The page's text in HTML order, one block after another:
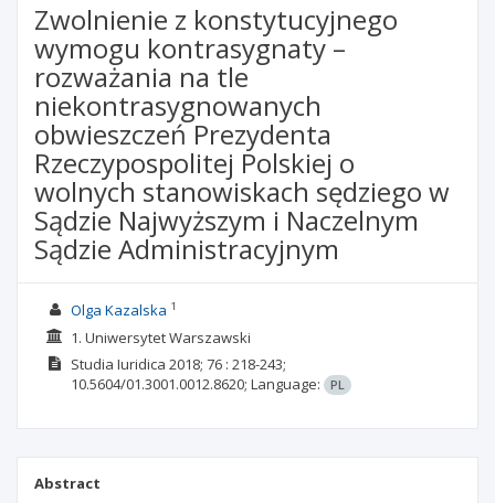
Zwolnienie z konstytucyjnego
wymogu kontrasygnaty –
rozważania na tle
niekontrasygnowanych
obwieszczeń Prezydenta
Rzeczypospolitej Polskiej o
wolnych stanowiskach sędziego w
Sądzie Najwyższym i Naczelnym
Sądzie Administracyjnym
Olga Kazalska 1
1. Uniwersytet Warszawski
Studia Iuridica 2018; 76 : 218-243;
10.5604/01.3001.0012.8620; Language: PL
Abstract